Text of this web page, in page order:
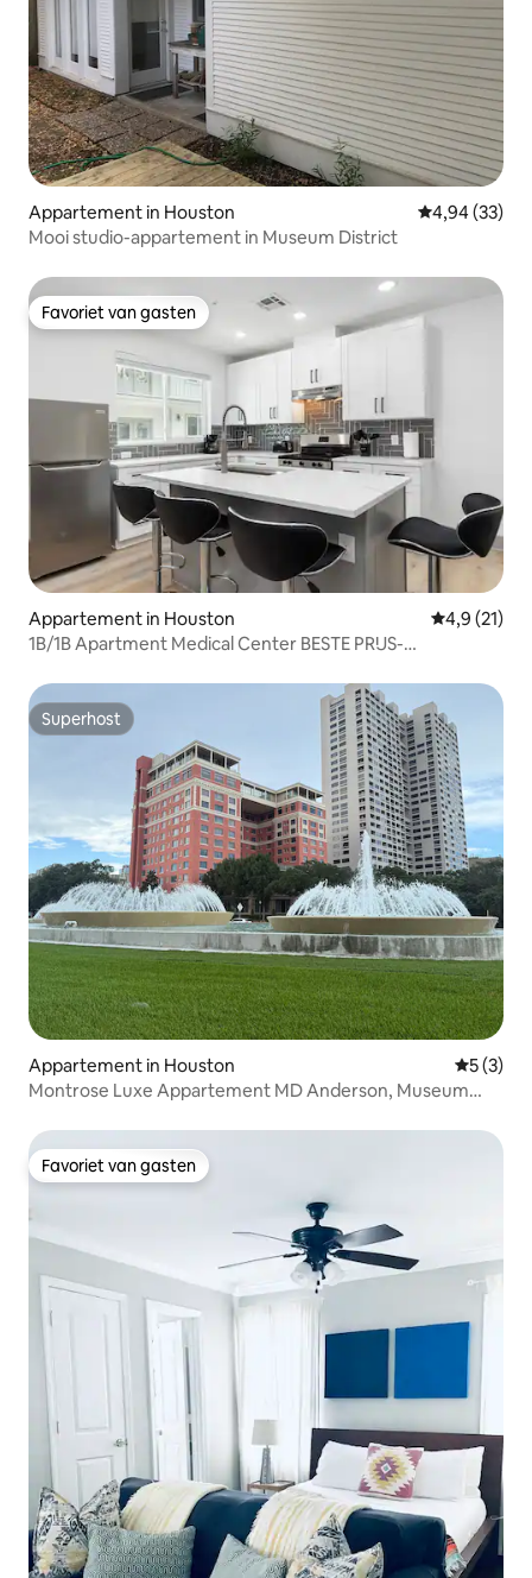
Appartement in Houston Gemiddelde
4,94 (33)
Mooi studio-appartement in Museum District
Favoriet van gasten
Favoriet van gasten
Appartement in Houston
4,9 (21)
1B/1B Apartment Medical Center BESTE PRIJS-
Superhost
Superhost
Appartement in Houston
5 (3)
Montrose Luxe Appartement MD Anderson, Museum
Favoriet van gasten
Favoriet van gasten